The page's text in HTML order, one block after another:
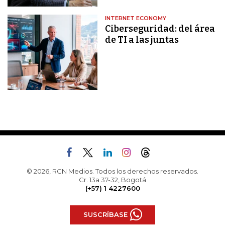
INTERNET ECONOMY
Ciberseguridad: del área
de TI a las juntas
© 2026, RCN Medios. Todos los derechos reservados.
Cr. 13a 37-32, Bogotá
(+57) 1 4227600
SUSCRÍBASE